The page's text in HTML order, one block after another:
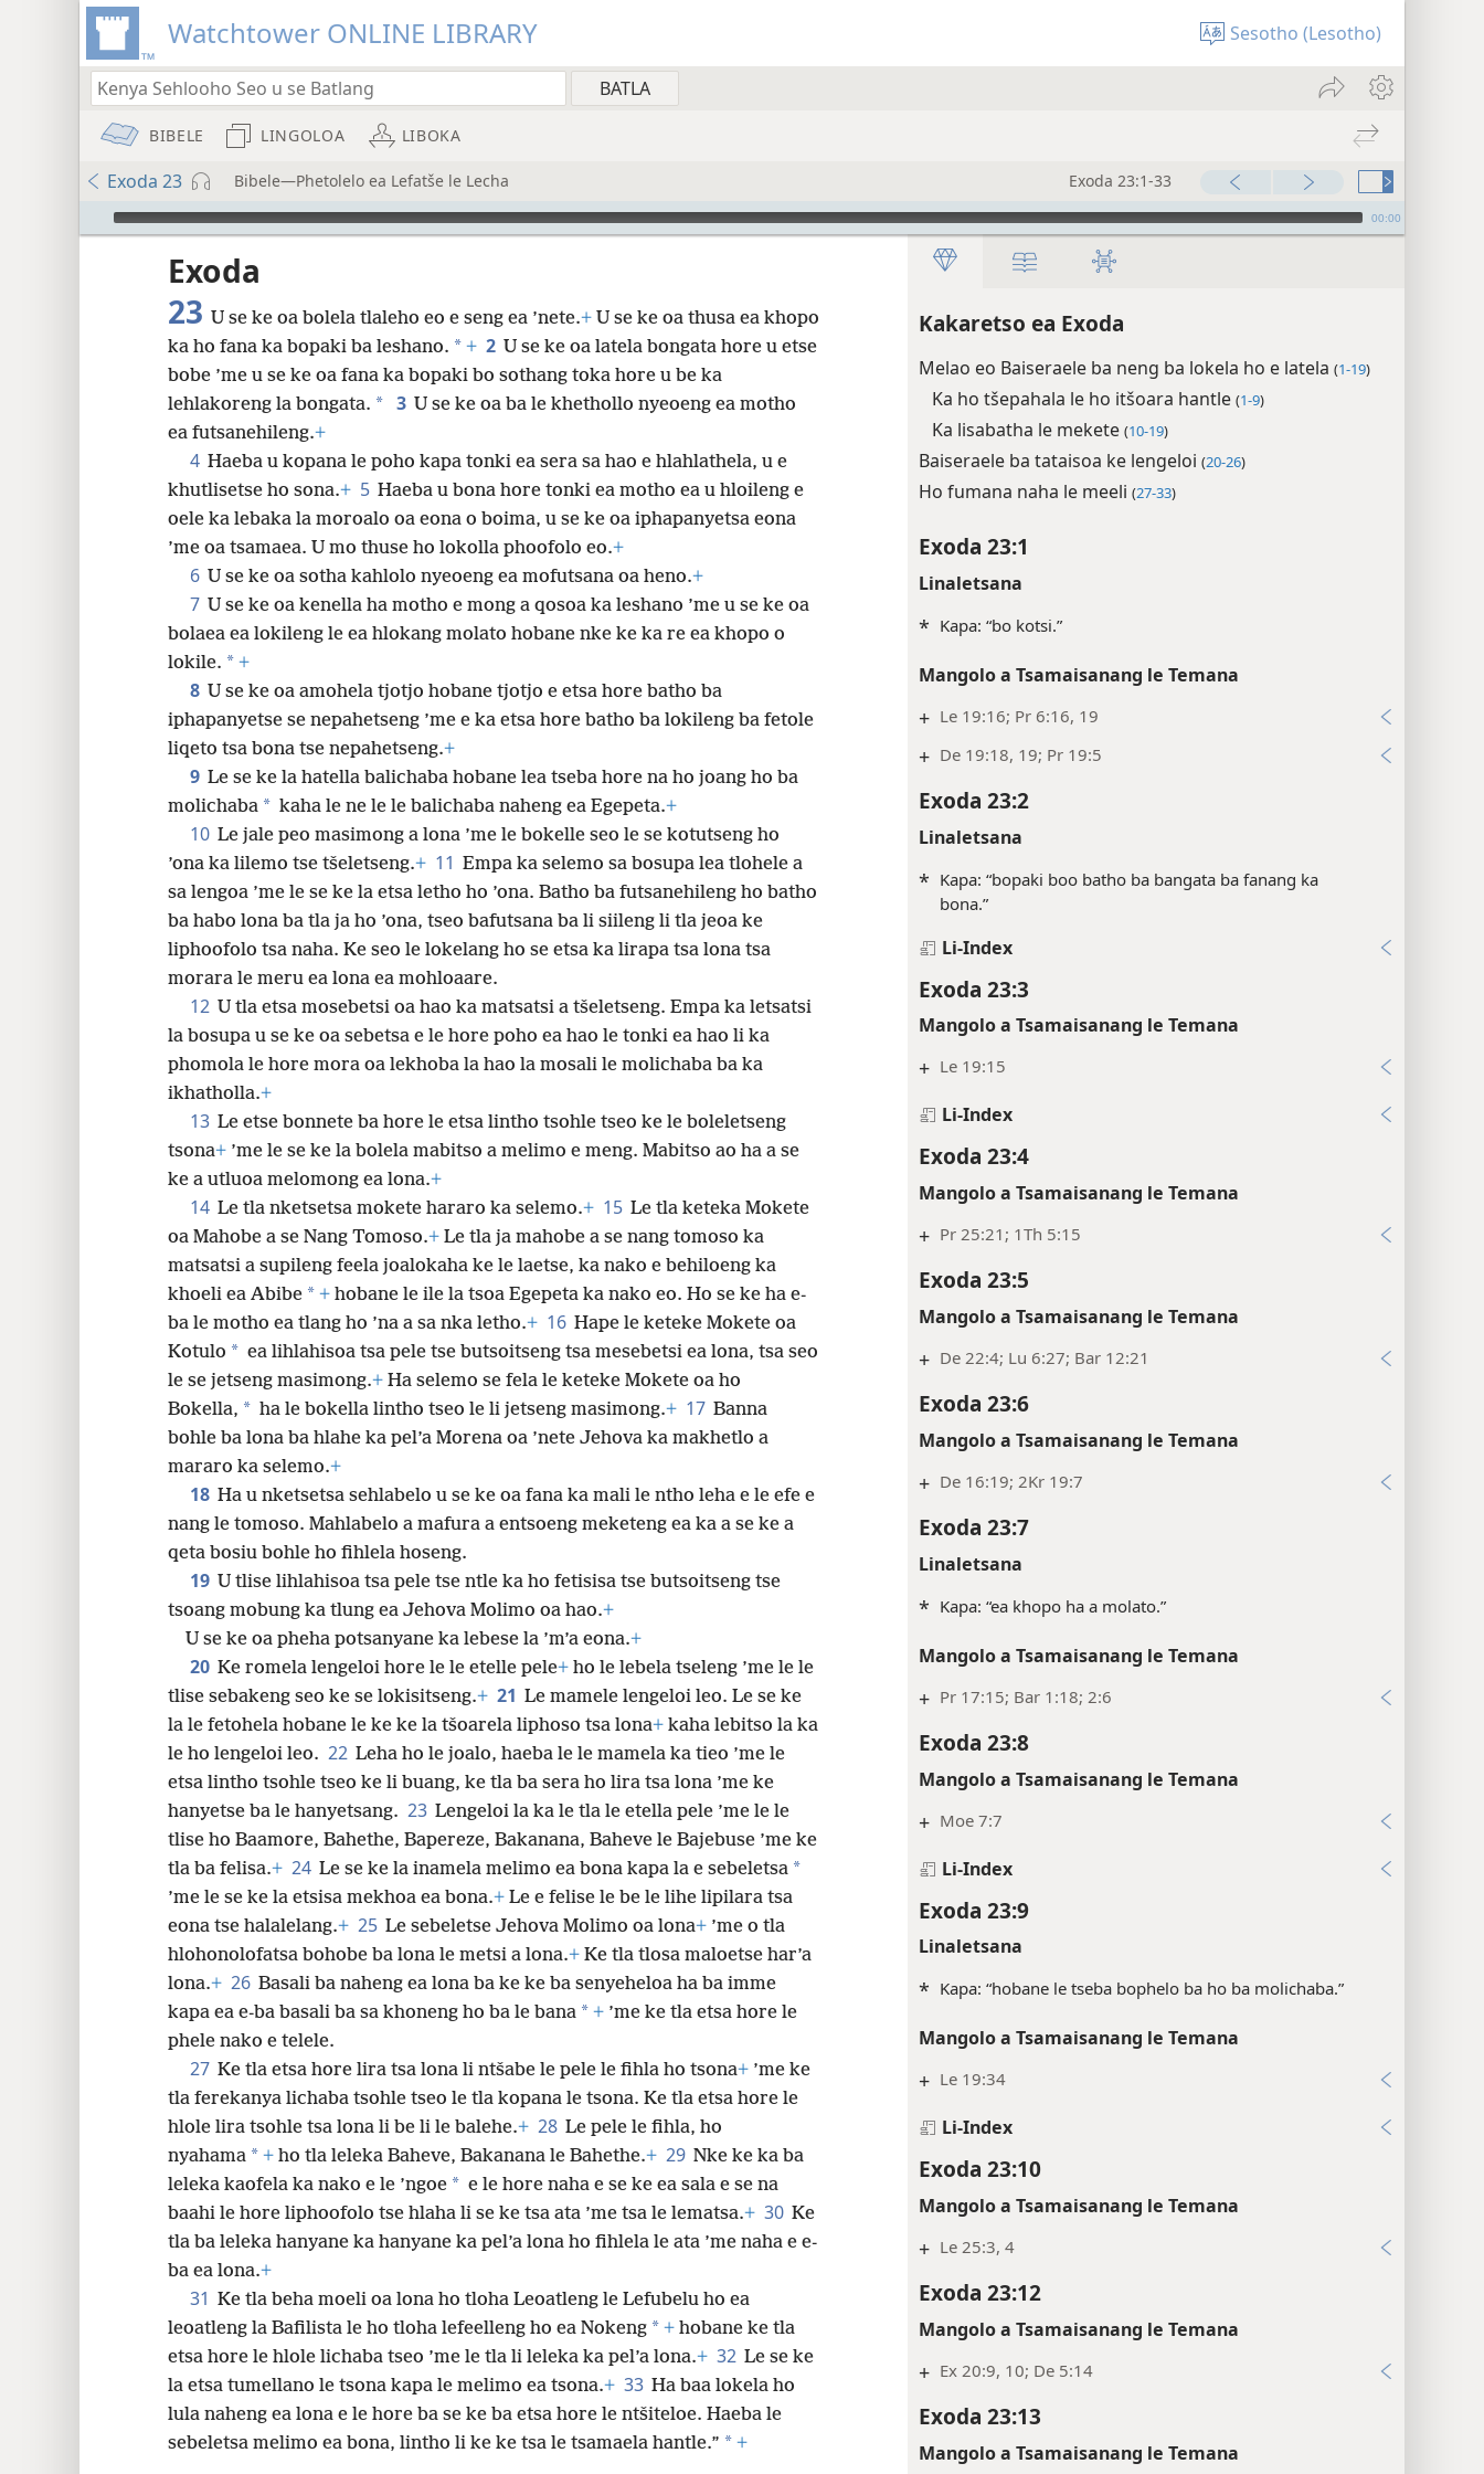
Watchtower ONLINE LIBRARY Sesotho (Lesotho)
BIBELE LINGOLOA LIBOKA
Exoda 23 Bibele—Phetolelo ea Lefatše le Lecha Exoda 23:1-33
Audio Player 00:00
Kakaretso ea Exoda
Melao eo Baiseraele ba neng ba lokela ho e latela (1-19)
Ka ho tšepahala le ho itšoara hantle (1-9)
Ka lisabatha le mekete (10-19)
Baiseraele ba tataisoa ke lengeloi (20-26)
Ho fumana naha le meeli (27-33)
Exoda 23:1
Linaletsana
* Kapa: “bo kotsi.”
Mangolo a Tsamaisanang le Temana
+ Le 19:16; Pr 6:16, 19
+ De 19:18, 19; Pr 19:5
Exoda 23:2
Linaletsana
* Kapa: “bopaki boo batho ba bangata ba fanang ka
bona.”
Li-Index
Exoda 23:3
Mangolo a Tsamaisanang le Temana
+ Le 19:15
Li-Index
Exoda 23:4
Mangolo a Tsamaisanang le Temana
+ Pr 25:21; 1Th 5:15
Exoda 23:5
Mangolo a Tsamaisanang le Temana
+ De 22:4; Lu 6:27; Bar 12:21
Exoda 23:6
Mangolo a Tsamaisanang le Temana
+ De 16:19; 2Kr 19:7
Exoda 23:7
Linaletsana
* Kapa: “ea khopo ha a molato.”
Mangolo a Tsamaisanang le Temana
+ Pr 17:15; Bar 1:18; 2:6
Exoda 23:8
Mangolo a Tsamaisanang le Temana
+ Moe 7:7
Li-Index
Exoda 23:9
Linaletsana
* Kapa: “hobane le tseba bophelo ba ho ba molichaba.”
Mangolo a Tsamaisanang le Temana
+ Le 19:34
Li-Index
Exoda 23:10
Mangolo a Tsamaisanang le Temana
+ Le 25:3, 4
Exoda 23:12
Mangolo a Tsamaisanang le Temana
+ Ex 20:9, 10; De 5:14
Exoda 23:13
Mangolo a Tsamaisanang le Temana
Exoda
23 U se ke oa bolela tlaleho eo e seng ea ’nete.+ U se ke oa thusa ea khopo
ka ho fana ka bopaki ba leshano. * + 2 U se ke oa latela bongata hore u etse
bobe ’me u se ke oa fana ka bopaki bo sothang toka hore u be ka
lehlakoreng la bongata. * 3 U se ke oa ba le khethollo nyeoeng ea motho
ea futsanehileng.+
4 Haeba u kopana le poho kapa tonki ea sera sa hao e hlahlathela, u e
khutlisetse ho sona.+ 5 Haeba u bona hore tonki ea motho ea u hloileng e
oele ka lebaka la moroalo oa eona o boima, u se ke oa iphapanyetsa eona
’me oa tsamaea. U mo thuse ho lokolla phoofolo eo.+
6 U se ke oa sotha kahlolo nyeoeng ea mofutsana oa heno.+
7 U se ke oa kenella ha motho e mong a qosoa ka leshano ’me u se ke oa
bolaea ea lokileng le ea hlokang molato hobane nke ke ka re ea khopo o
lokile. * +
8 U se ke oa amohela tjotjo hobane tjotjo e etsa hore batho ba
iphapanyetse se nepahetseng ’me e ka etsa hore batho ba lokileng ba fetole
liqeto tsa bona tse nepahetseng.+
9 Le se ke la hatella balichaba hobane lea tseba hore na ho joang ho ba
molichaba * kaha le ne le le balichaba naheng ea Egepeta.+
10 Le jale peo masimong a lona ’me le bokelle seo le se kotutseng ho
’ona ka lilemo tse tšeletseng.+ 11 Empa ka selemo sa bosupa lea tlohele a
sa lengoa ’me le se ke la etsa letho ho ’ona. Batho ba futsanehileng ho batho
ba habo lona ba tla ja ho ’ona, tseo bafutsana ba li siileng li tla jeoa ke
liphoofolo tsa naha. Ke seo le lokelang ho se etsa ka lirapa tsa lona tsa
morara le meru ea lona ea mohloaare.
12 U tla etsa mosebetsi oa hao ka matsatsi a tšeletseng. Empa ka letsatsi
la bosupa u se ke oa sebetsa e le hore poho ea hao le tonki ea hao li ka
phomola le hore mora oa lekhoba la hao la mosali le molichaba ba ka
ikhatholla.+
13 Le etse bonnete ba hore le etsa lintho tsohle tseo ke le boleletseng
tsona+ ’me le se ke la bolela mabitso a melimo e meng. Mabitso ao ha a se
ke a utluoa melomong ea lona.+
14 Le tla nketsetsa mokete hararo ka selemo.+ 15 Le tla keteka Mokete
oa Mahobe a se Nang Tomoso.+ Le tla ja mahobe a se nang tomoso ka
matsatsi a supileng feela joalokaha ke le laetse, ka nako e behiloeng ka
khoeli ea Abibe * + hobane le ile la tsoa Egepeta ka nako eo. Ho se ke ha e-
ba le motho ea tlang ho ’na a sa nka letho.+ 16 Hape le keteke Mokete oa
Kotulo * ea lihlahisoa tsa pele tse butsoitseng tsa mesebetsi ea lona, tsa seo
le se jetseng masimong.+ Ha selemo se fela le keteke Mokete oa ho
Bokella, * ha le bokella lintho tseo le li jetseng masimong.+ 17 Banna
bohle ba lona ba hlahe ka pel’a Morena oa ’nete Jehova ka makhetlo a
mararo ka selemo.+
18 Ha u nketsetsa sehlabelo u se ke oa fana ka mali le ntho leha e le efe e
nang le tomoso. Mahlabelo a mafura a entsoeng meketeng ea ka a se ke a
qeta bosiu bohle ho fihlela hoseng.
19 U tlise lihlahisoa tsa pele tse ntle ka ho fetisisa tse butsoitseng tse
tsoang mobung ka tlung ea Jehova Molimo oa hao.+
U se ke oa pheha potsanyane ka lebese la ’m’a eona.+
20 Ke romela lengeloi hore le le etelle pele+ ho le lebela tseleng ’me le le
tlise sebakeng seo ke se lokisitseng.+ 21 Le mamele lengeloi leo. Le se ke
la le fetohela hobane le ke ke la tšoarela liphoso tsa lona+ kaha lebitso la ka
le ho lengeloi leo. 22 Leha ho le joalo, haeba le le mamela ka tieo ’me le
etsa lintho tsohle tseo ke li buang, ke tla ba sera ho lira tsa lona ’me ke
hanyetse ba le hanyetsang. 23 Lengeloi la ka le tla le etella pele ’me le le
tlise ho Baamore, Bahethe, Bapereze, Bakanana, Baheve le Bajebuse ’me ke
tla ba felisa.+ 24 Le se ke la inamela melimo ea bona kapa la e sebeletsa *
’me le se ke la etsisa mekhoa ea bona.+ Le e felise le be le lihe lipilara tsa
eona tse halalelang.+ 25 Le sebeletse Jehova Molimo oa lona+ ’me o tla
hlohonolofatsa bohobe ba lona le metsi a lona.+ Ke tla tlosa maloetse har’a
lona.+ 26 Basali ba naheng ea lona ba ke ke ba senyeheloa ha ba imme
kapa ea e-ba basali ba sa khoneng ho ba le bana * + ’me ke tla etsa hore le
phele nako e telele.
27 Ke tla etsa hore lira tsa lona li ntšabe le pele le fihla ho tsona+ ’me ke
tla ferekanya lichaba tsohle tseo le tla kopana le tsona. Ke tla etsa hore le
hlole lira tsohle tsa lona li be li le balehe.+ 28 Le pele le fihla, ho
nyahama * + ho tla leleka Baheve, Bakanana le Bahethe.+ 29 Nke ke ka ba
leleka kaofela ka nako e le ’ngoe * e le hore naha e se ke ea sala e se na
baahi le hore liphoofolo tse hlaha li se ke tsa ata ’me tsa le lematsa.+ 30 Ke
tla ba leleka hanyane ka hanyane ka pel’a lona ho fihlela le ata ’me naha e e-
ba ea lona.+
31 Ke tla beha moeli oa lona ho tloha Leoatleng le Lefubelu ho ea
leoatleng la Bafilista le ho tloha lefeelleng ho ea Nokeng * + hobane ke tla
etsa hore le hlole lichaba tseo ’me le tla li leleka ka pel’a lona.+ 32 Le se ke
la etsa tumellano le tsona kapa le melimo ea tsona.+ 33 Ha baa lokela ho
lula naheng ea lona e le hore ba se ke ba etsa hore le ntšiteloe. Haeba le
sebeletsa melimo ea bona, lintho li ke ke tsa le tsamaela hantle.” * +